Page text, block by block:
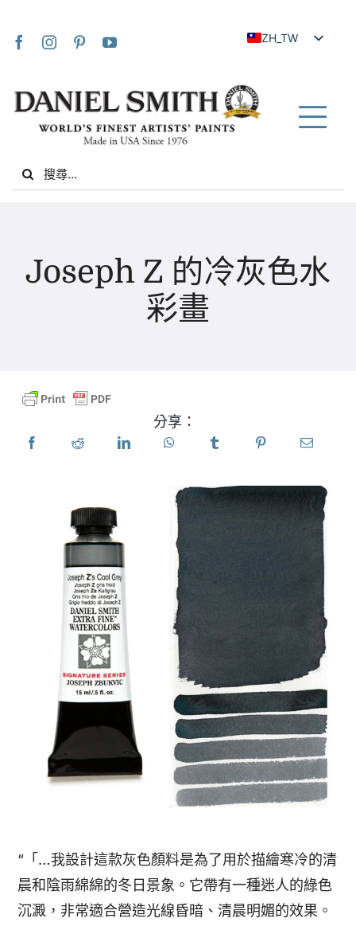
ZH_TW
FR
VI
產品
活動
尋找零售商
Search
for:
Joseph Z 的冷灰色水
彩畫
分享：
“「…我設計這款灰色顏料是為了用於描繪寒冷的清
晨和陰雨綿綿的冬日景象。它帶有一種迷人的綠色
沉澱，非常適合營造光線昏暗、清晨明媚的效果。